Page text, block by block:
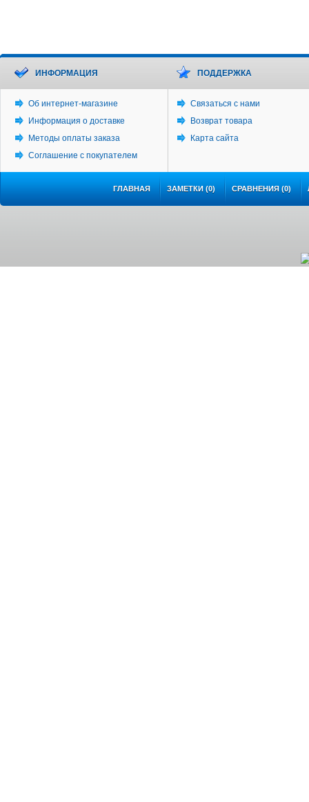
ИНФОРМАЦИЯ
Об интернет-магазине
Информация о доставке
Методы оплаты заказа
Соглашение с покупателем
ПОДДЕРЖКА
Связаться с нами
Возврат товара
Карта сайта
ГЛАВНАЯ ЗАМЕТКИ (0) СРАВНЕНИЯ (0)